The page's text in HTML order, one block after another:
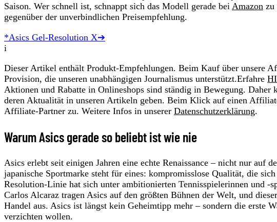
Saison. Wer schnell ist, schnappt sich das Modell gerade bei Amazon zu
gegenüber der unverbindlichen Preisempfehlung.
*Asics Gel-Resolution X➔
i
Dieser Artikel enthält Produkt-Empfehlungen. Beim Kauf über unsere
Provision, die unseren unabhängigen Journalismus unterstützt.Erfahre
Aktionen und Rabatte in Onlineshops sind ständig in Bewegung.
deren Aktualität in unseren Artikeln geben. Beim Klick auf einen
Affiliate-Partner zu. Weitere Infos in unserer Datenschutzerklärung.
Warum Asics gerade so beliebt ist wie nie
Asics erlebt seit einigen Jahren eine echte Renaissance – nicht nur auf
japanische Sportmarke steht für eines: kompromisslose Qualität, die
Resolution-Linie hat sich unter ambitionierten Tennisspielerinnen und -
Carlos Alcaraz tragen Asics auf den größten Bühnen der Welt, und
Handel aus. Asics ist längst kein Geheimtipp mehr – sondern die erste
verzichten wollen.